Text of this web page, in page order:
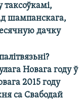
таксоўкамі,
шампанскага,
дачку
Новага году ў
2015 году
са Свабодай